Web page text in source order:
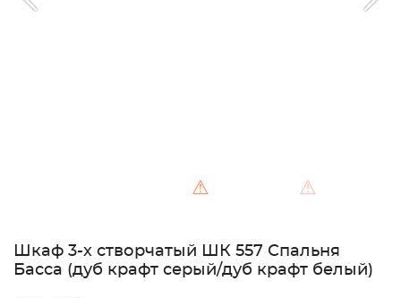
⚠ ⚠
Шкаф 3-х створчатый ШК 557 Спальня
Басса (дуб крафт серый/дуб крафт белый)